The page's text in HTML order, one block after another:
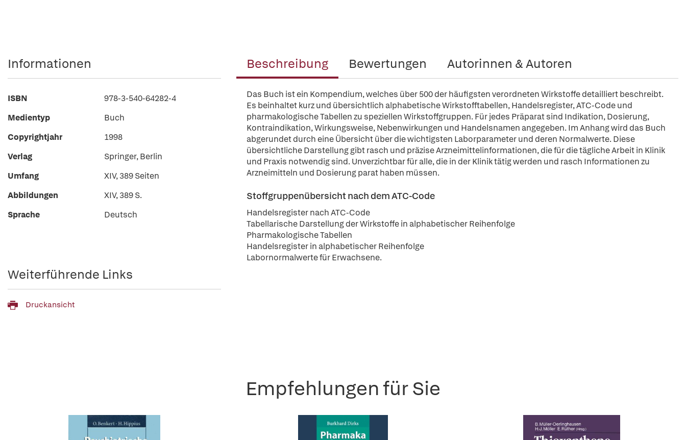
Beschreibung Bewertungen Autorinnen & Autoren
Das Buch ist ein Kompendium, welches über 500 der häufigsten verordneten Wirkstoffe detailliert beschreibt.
Es beinhaltet kurz und übersichtlich alphabetische Wirkstofftabellen, Handelsregister, ATC-Code und
pharmakologische Tabellen zu speziellen Wirkstoffgruppen. Für jedes Präparat sind Indikation, Dosierung,
Kontraindikation, Wirkungsweise, Nebenwirkungen und Handelsnamen angegeben. Im Anhang wird das Buch
abgerundet durch eine Übersicht über die wichtigsten Laborparameter und deren Normalwerte. Diese
übersichtliche Darstellung gibt rasch und präzise Arzneimittelinformationen, die für die tägliche Arbeit in Klinik
und Praxis notwendig sind. Unverzichtbar für alle, die in der Klinik tätig werden und rasch Informationen zu
Arzneimitteln und Dosierung parat haben müssen.
Stoffgruppenübersicht nach dem ATC-Code
Handelsregister nach ATC-Code
Tabellarische Darstellung der Wirkstoffe in alphabetischer Reihenfolge
Pharmakologische Tabellen
Handelsregister in alphabetischer Reihenfolge
Labornormalwerte für Erwachsene.
Informationen
ISBN
978-3-540-64282-4
Medientyp
Buch
Copyrightjahr
1998
Verlag
Springer, Berlin
Umfang
XIV, 389 Seiten
Abbildungen
XIV, 389 S.
Sprache
Deutsch
Weiterführende Links
Druckansicht
Empfehlungen für Sie